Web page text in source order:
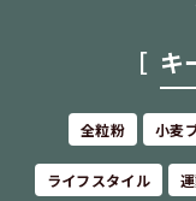
キ
全粒粉 小麦
ライフスタイル